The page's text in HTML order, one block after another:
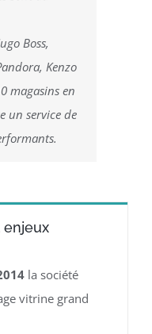
Boss,
Kenzo
magasins en
un service de
enjeux
la société
vitrine grand